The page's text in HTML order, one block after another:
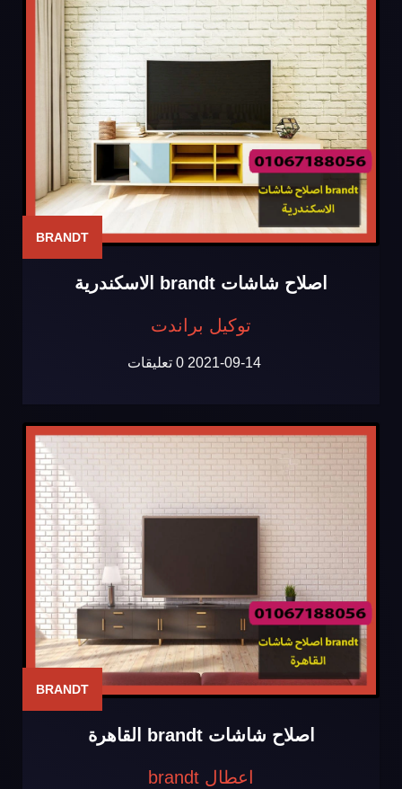
BRANDT
اصلاح شاشات brandt الاسكندرية
توكيل براندت
2021-09-14 0 تعليقات
BRANDT
اصلاح شاشات brandt القاهرة
اعطال brandt